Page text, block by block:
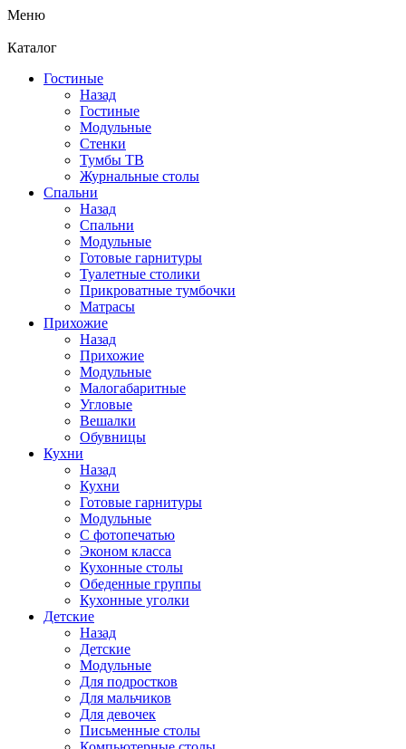
Меню
Каталог
Гостиные
Назад
Гостиные
Модульные
Стенки
Тумбы ТВ
Журнальные столы
Спальни
Назад
Спальни
Модульные
Готовые гарнитуры
Туалетные столики
Прикроватные тумбочки
Матрасы
Прихожие
Назад
Прихожие
Модульные
Малогабаритные
Угловые
Вешалки
Обувницы
Кухни
Назад
Кухни
Готовые гарнитуры
Модульные
С фотопечатью
Эконом класса
Кухонные столы
Обеденные группы
Кухонные уголки
Детские
Назад
Детские
Модульные
Для подростков
Для мальчиков
Для девочек
Письменные столы